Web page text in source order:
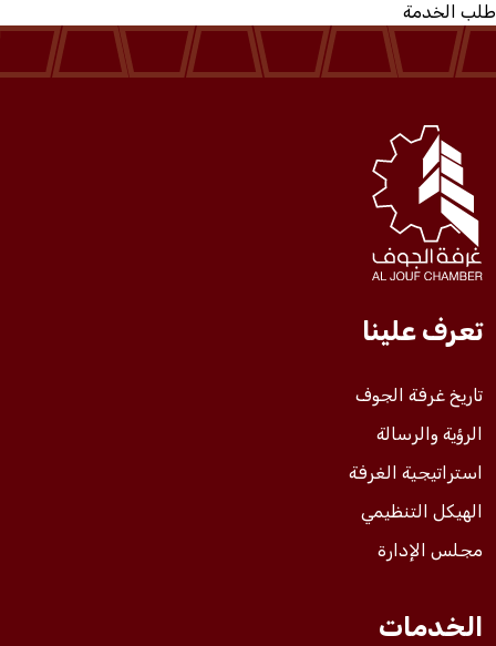
الخدمات
المركز الإعلامي
فعاليات الغرفة
فعاليات الجوف
مشاريع الغرفة
طلب الخدمة
تعرف علينا
تاريخ غرفة الجوف
الرؤية والرسالة
استراتيجية الغرفة
الهيكل التنظيمي
مجلس الإدارة
الخدمات